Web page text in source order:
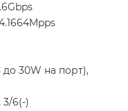
до 30W на порт),
3/6(-)